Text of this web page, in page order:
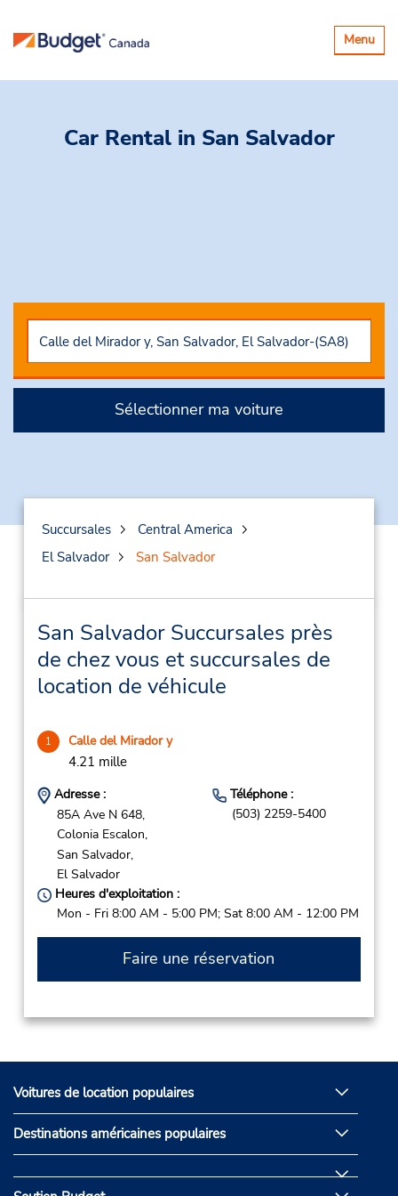
Basculer
la
Menu
Car Rental in San Salvador
Sélectionner ma voiture
Succursales
Central America
El Salvador
San Salvador
San Salvador Succursales près
de chez vous et succursales de
location de véhicule
1 Calle del Mirador y
4.21 mille
Adresse :
85A Ave N 648,
Colonia Escalon,
San Salvador,
El Salvador
Téléphone :
(503) 2259-5400
Heures d'exploitation :
Mon - Fri 8:00 AM - 5:00 PM; Sat 8:00 AM - 12:00 PM
Faire une réservation
Voitures de location populaires
Destinations américaines populaires